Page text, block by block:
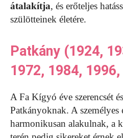
átalakítja, és erőteljes
szülötteinek életére.
Patkány (1924,
1972, 1984,
A Fa Kígyó éve szerencsét
Patkányoknak. A személyes
harmonikusan alakulnak, a